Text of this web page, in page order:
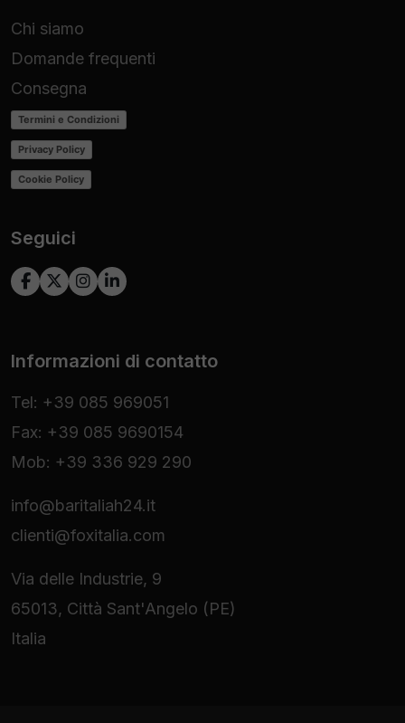
Chi siamo
Domande frequenti
Consegna
Termini e Condizioni
Privacy Policy
Cookie Policy
Seguici
Informazioni di contatto
Tel: +39 085 969051
Fax: +39 085 9690154
Mob: +39 336 929 290
info@baritaliah24.it
clienti@foxitalia.com
Via delle Industrie, 9
65013, Città Sant'Angelo (PE)
Italia